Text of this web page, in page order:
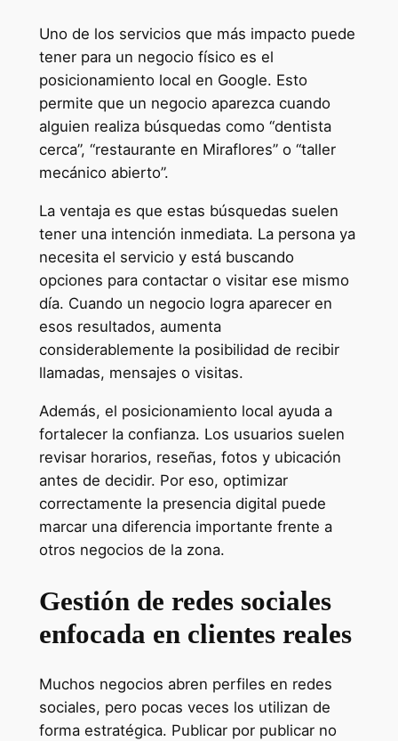
Uno de los servicios que más impacto puede
tener para un negocio físico es el
posicionamiento local en Google. Esto
permite que un negocio aparezca cuando
alguien realiza búsquedas como “dentista
cerca”, “restaurante en Miraflores” o “taller
mecánico abierto”.
La ventaja es que estas búsquedas suelen
tener una intención inmediata. La persona ya
necesita el servicio y está buscando
opciones para contactar o visitar ese mismo
día. Cuando un negocio logra aparecer en
esos resultados, aumenta
considerablemente la posibilidad de recibir
llamadas, mensajes o visitas.
Además, el posicionamiento local ayuda a
fortalecer la confianza. Los usuarios suelen
revisar horarios, reseñas, fotos y ubicación
antes de decidir. Por eso, optimizar
correctamente la presencia digital puede
marcar una diferencia importante frente a
otros negocios de la zona.
Gestión de redes sociales
enfocada en clientes reales
Muchos negocios abren perfiles en redes
sociales, pero pocas veces los utilizan de
forma estratégica. Publicar por publicar no